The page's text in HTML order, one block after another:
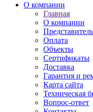
О компании
Главная
О компании
Оплата
Объекты
Сертификаты
Доставка
Гарантия и
Карта сайта
Техническая
Вопрос-ответ